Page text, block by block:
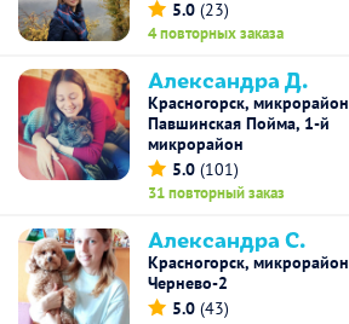
5.0 (23)
4 повторных заказа
Александра Д.
Красногорск, микрорайон
Павшинская Пойма, 1-й
микрорайон
5.0 (101)
31 повторный заказ
Александра С.
Красногорск, микрорайон
Чернево-2
5.0 (43)